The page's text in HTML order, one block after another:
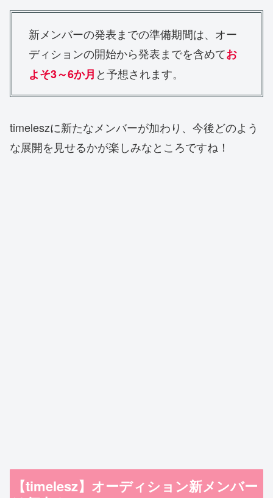
新メンバーの発表までの準備期間は、オー
ディションの開始から発表までを含めてお
よそ3～6か月 と予想されます。
timeleszに新たなメンバーが加わり、今後どのよう
な展開を見せるかが楽しみなところですね！
【timelesz】オーディション新メンバー